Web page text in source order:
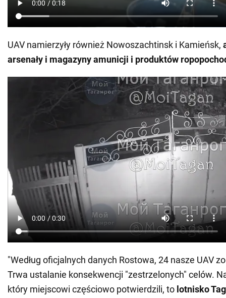
UAV namierzyły również Nowoszachtinsk i Kamieńsk,
arsenały i magazyny amunicji i produktów
"Według oficjalnych danych Rostowa, 24 nasze UAV
Trwa ustalanie konsekwencji "zestrzelonych" celów.
który miejscowi częściowo potwierdzili, to lotnisko